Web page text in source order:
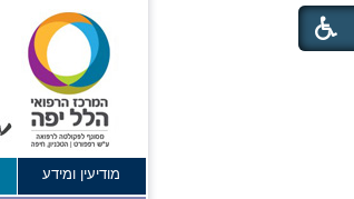
מודיעין ומידע